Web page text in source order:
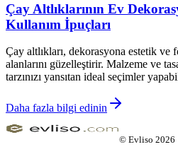
Çay Altlıklarının Ev
Kullanım İpuçları
Çay altlıkları, dekorasyona estetik
alanlarını güzelleştirir. Malzeme ve
tarzınızı yansıtan ideal seçimler
Daha fazla bilgi edinin
© Evliso 2026